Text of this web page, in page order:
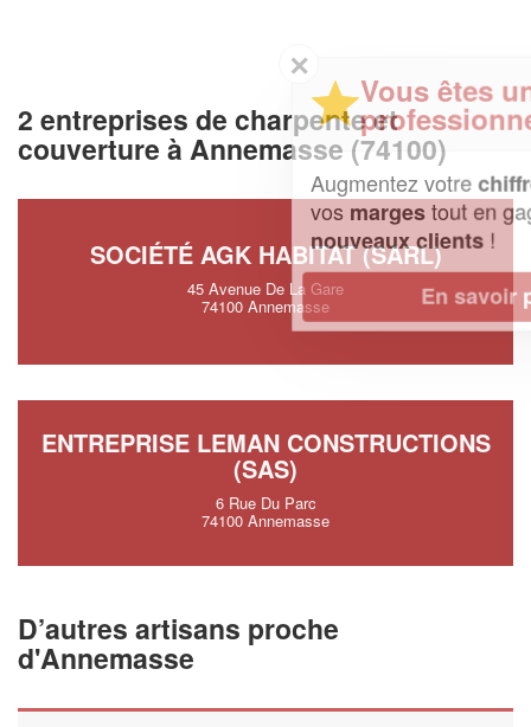
2 entreprises de charpente et
couverture à Annemasse (74100)
SOCIÉTÉ AGK HABITAT (SARL)
45 Avenue De La Gare
74100 Annemasse
ENTREPRISE LEMAN CONSTRUCTIONS
(SAS)
6 Rue Du Parc
74100 Annemasse
D’autres artisans proche
d'Annemasse
Vous êtes un
professionnel ?
Augmentez votrechiffre d'affaireset
tout en gagnant de
nouveaux clients!
En savoir plus